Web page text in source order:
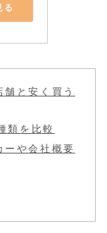
と安く買う
類を比較
や会社概要